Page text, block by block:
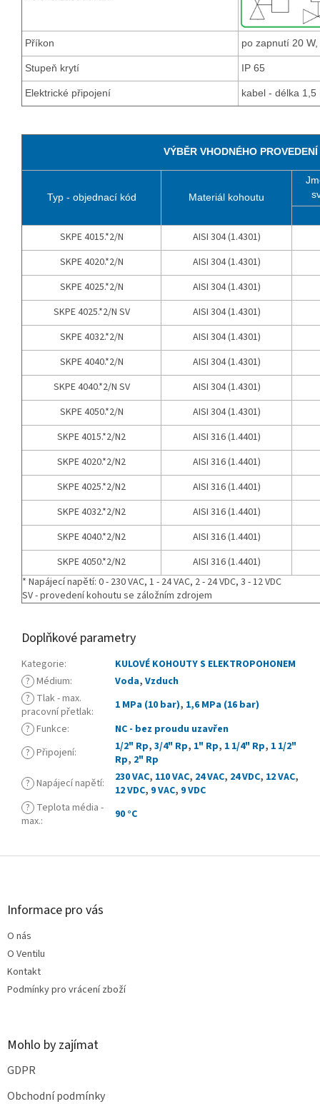
Příkon po zapnutí 20
Stupeň krytí IP 65
Elektrické připojení kabel - délka 1,5
VÝBĚR VHODNÉHO
Typ - objednací kód Materiál kohoutu
SKPE 4015.*2/N
AISI 304 (1.4301)
SKPE 4020.*2/N
AISI 304 (1.4301)
SKPE 4025.*2/N
AISI 304 (1.4301)
SKPE 4025.*2/N SV
AISI 304 (1.4301)
SKPE 4032.*2/N
AISI 304 (1.4301)
SKPE 4040.*2/N
AISI 304 (1.4301)
SKPE 4040.*2/N SV
AISI 304 (1.4301)
SKPE 4050.*2/N
AISI 304 (1.4301)
SKPE 4015.*2/N2
AISI 316 (1.4401)
SKPE 4020.*2/N2
AISI 316 (1.4401)
SKPE 4025.*2/N2
AISI 316 (1.4401)
SKPE 4032.*2/N2
AISI 316 (1.4401)
SKPE 4040.*2/N2
AISI 316 (1.4401)
SKPE 4050.*2/N2
AISI 316 (1.4401)
* Napájecí napětí: 0 - 230 VAC, 1 - 24 VAC, 2 - 24 VDC, 3 - 12 VDC
SV - provedení kohoutu se záložním zdrojem
Doplňkové parametry
Kategorie:
KULOVÉ KOHOUTY S ELEKTROPOHONEM
? Médium: Voda, Vzduch
? Tlak - max.
pracovní přetlak: 1 MPa (10 bar), 1,6 MPa (16 bar)
? Funkce:
NC - bez proudu uzavřen
? Připojení: 1/2" Rp, 3/4" Rp, 1" Rp, 1 1/4" Rp, 1 1/2"
Rp, 2" Rp
? Napájecí napětí: 230 VAC, 110 VAC, 24 VAC, 24 VDC, 12 VAC,
12 VDC, 9 VAC, 9 VDC
? Teplota média -
max.: 90 °C
Z
Informace pro vás
O nás
O Ventilu
Kontakt
Podmínky pro vrácení zboží
Mohlo by zajímat
GDPR
Obchodní podmínky